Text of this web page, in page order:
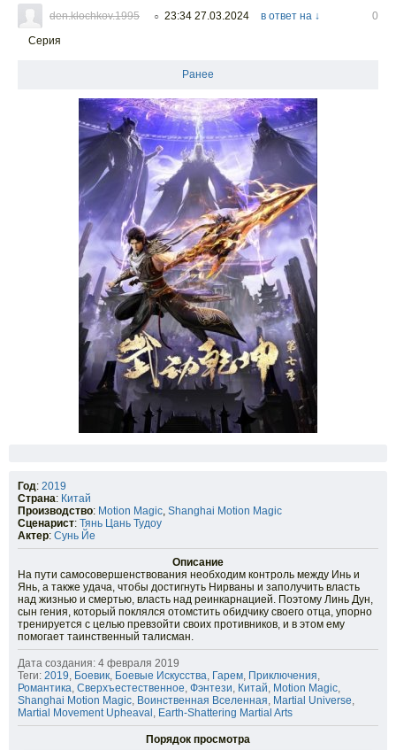
den.klochkov.1995 ○ 23:34 27.03.2024 в ответ на ↓
0
Серия
Ранее
Год: 2019
Страна: Китай
Производство: Motion Magic, Shanghai Motion Magic
Сценарист: Тянь Цань Тудоу
Актер: Сунь Йе
Описание
На пути самосовершенствования необходим контроль между Инь и
Янь, а также удача, чтобы достигнуть Нирваны и заполучить власть
над жизнью и смертью, власть над реинкарнацией. Поэтому Линь Дун,
сын гения, который поклялся отомстить обидчику своего отца, упорно
тренируется с целью превзойти своих противников, и в этом ему
помогает таинственный талисман.
Дата создания: 4 февраля 2019
Теги: 2019, Боевик, Боевые Искусства, Гарем, Приключения,
Романтика, Сверхъестественное, Фэнтези, Китай, Motion Magic,
Shanghai Motion Magic, Воинственная Вселенная, Martial Universe,
Martial Movement Upheaval , Earth-Shattering Martial Arts
Порядок просмотра